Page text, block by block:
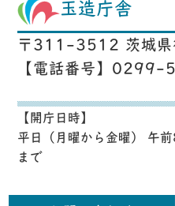
玉造庁舎
〒311-3512 茨城県
【電話番号】
【開庁日時】
平日（月曜から金曜） 午
まで